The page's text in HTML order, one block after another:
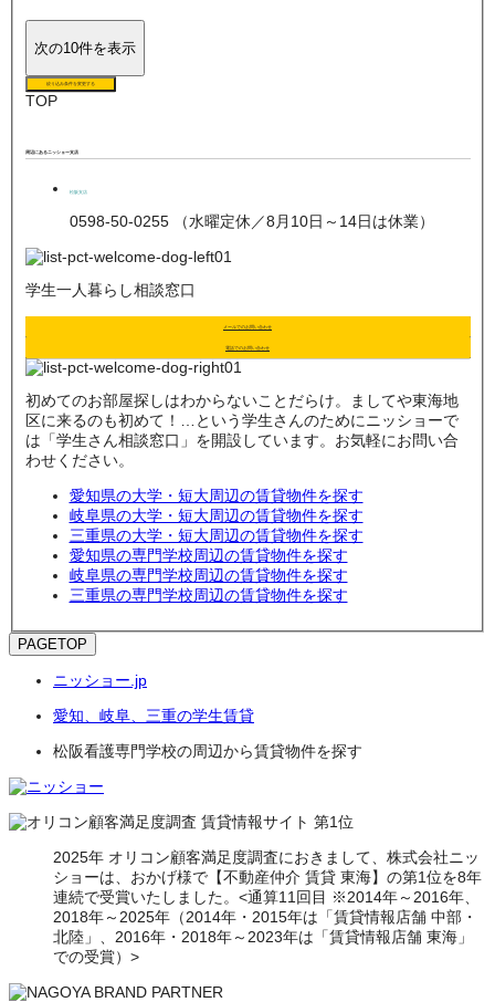
次の10件を表示
絞り込み条件を変更する
TOP
周辺にあるニッショー支店
松阪支店
0598-50-0255 （水曜定休／8月10日～14日は休業）
学生一人暮らし相談窓口
メールでのお問い合わせ
電話でのお問い合わせ
初めてのお部屋探しはわからないことだらけ。ましてや東海地
区に来るのも初めて！…という学生さんのためにニッショーで
は「学生さん相談窓口」を開設しています。お気軽にお問い合
わせください。
愛知県の大学・短大周辺の賃貸物件を探す
岐阜県の大学・短大周辺の賃貸物件を探す
三重県の大学・短大周辺の賃貸物件を探す
愛知県の専門学校周辺の賃貸物件を探す
岐阜県の専門学校周辺の賃貸物件を探す
三重県の専門学校周辺の賃貸物件を探す
PAGETOP
ニッショー.jp
愛知、岐阜、三重の学生賃貸
松阪看護専門学校の周辺から賃貸物件を探す
2025年 オリコン顧客満足度調査におきまして、株式会社ニッ
ショーは、おかげ様で【不動産仲介 賃貸 東海】の第1位を8年
連続で受賞いたしました。<通算11回目 ※2014年～2016年、
2018年～2025年（2014年・2015年は「賃貸情報店舗 中部・
北陸」、2016年・2018年～2023年は「賃貸情報店舗 東海」
での受賞）>